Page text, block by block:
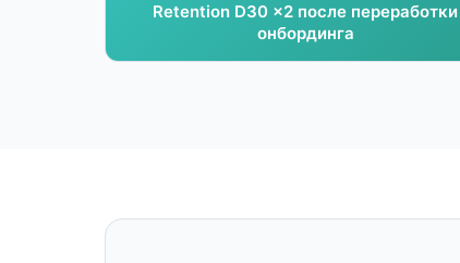
Retention D30 ×2 после переработки
онбординга